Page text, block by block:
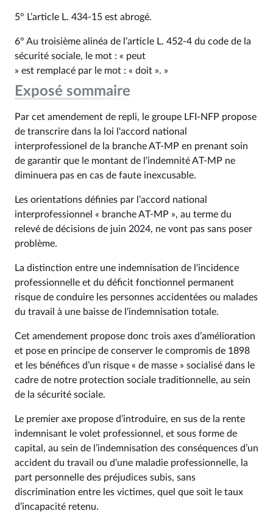
5° L’article L. 434-15 est abrogé.
6° Au troisième alinéa de l’article L. 452-4 du code de la
sécurité sociale, le mot : « peut
» est remplacé par le mot : « doit ». »
Exposé sommaire
Par cet amendement de repli, le groupe LFI-NFP propose
de transcrire dans la loi l'accord national
interprofessionel de la branche AT-MP en prenant soin
de garantir que le montant de l'indemnité AT-MP ne
diminuera pas en cas de faute inexcusable.
Les orientations définies par l’accord national
interprofessionnel « branche AT-MP », au terme du
relevé de décisions de juin 2024, ne vont pas sans poser
problème.
La distinction entre une indemnisation de l'incidence
professionnelle et du déficit fonctionnel permanent
risque de conduire les personnes accidentées ou malades
du travail à une baisse de l'indemnisation totale.
Cet amendement propose donc trois axes d’amélioration
et pose en principe de conserver le compromis de 1898
et les bénéfices d’un risque « de masse » socialisé dans le
cadre de notre protection sociale traditionnelle, au sein
de la sécurité sociale.
Le premier axe propose d’introduire, en sus de la rente
indemnisant le volet professionnel, et sous forme de
capital, au sein de l’indemnisation des conséquences d’un
accident du travail ou d’une maladie professionnelle, la
part personnelle des préjudices subis, sans
discrimination entre les victimes, quel que soit le taux
d’incapacité retenu.